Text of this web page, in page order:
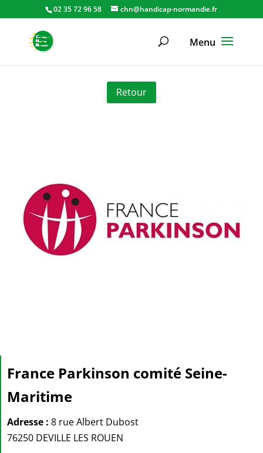
02 35 72 96 58 chn@handicap-normandie.fr
Retour
France Parkinson comité Seine-
Maritime
Adresse : 8 rue Albert Dubost
76250 DEVILLE LES ROUEN